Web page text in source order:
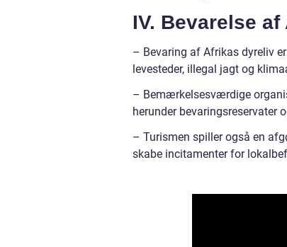
IV. Bevarelse
– Bevaring af Afrikas dyreliv
levesteder, illegal jagt og
– Bemærkelsesværdige
herunder bevaringsreservater
– Turismen spiller også en
skabe incitamenter for